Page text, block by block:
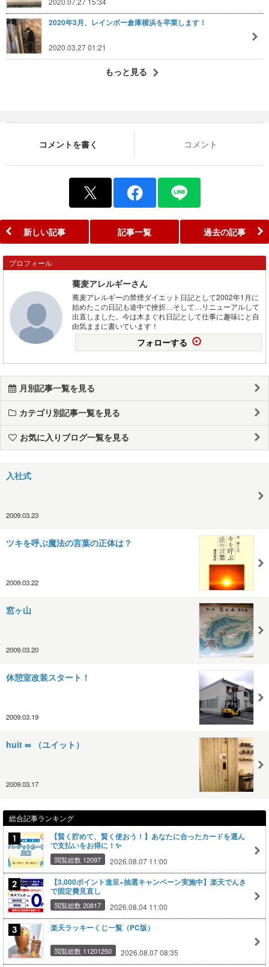
2020年3月、レインボー倉庫横浜を卒業します！
2020.03.27 01:21
もっと見る
コメントを書く コメント
新しい記事 記事一覧 過去の記事
プロフィール
蕎麦アレルギーさん
蕎麦アレルギーの禁煙ダイエット日記として2002年1月に
始めたこの日記も途中で挫折…そして…リニューアルして
出直しました。今は木まぐれ日記として仕事に趣味にと自
由気ままに書いています！
フォローする
月別記事一覧を見る
カテゴリ別記事一覧を見る
お気に入りブログ一覧を見る
入社式
2009.03.23
ツキを呼ぶ魔法の言葉の正体は？
2009.03.22
窓ヶ山
2009.03.20
休憩室改装スタート！
2009.03.19
huit ∞ （ユイット）
2009.03.17
総合記事ランキング
【賢く貯めて、賢く使おう！】あなたに合ったカードを選ん
で支払いをお得に！✨
閲覧総数 12097 2026.08.07 11:00
【3,000ポイント進呈×抽選キャンペーン実施中】楽天でんき
で固定費見直し
閲覧総数 20817 2026.08.04 11:00
楽天ラッキーくじ一覧（PC版）
閲覧総数 11201250 2026.08.07 08:35